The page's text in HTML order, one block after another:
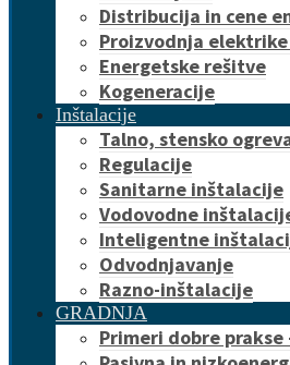
Distribucija in cene
Proizvodnja elektrike
Energetske rešitve
Kogeneracije
Inštalacije
Talno, stensko
Regulacije
Sanitarne inštalacije
Vodovodne
Inteligentne
Odvodnjavanje
Razno-inštalacije
GRADNJA
Primeri dobre prakse